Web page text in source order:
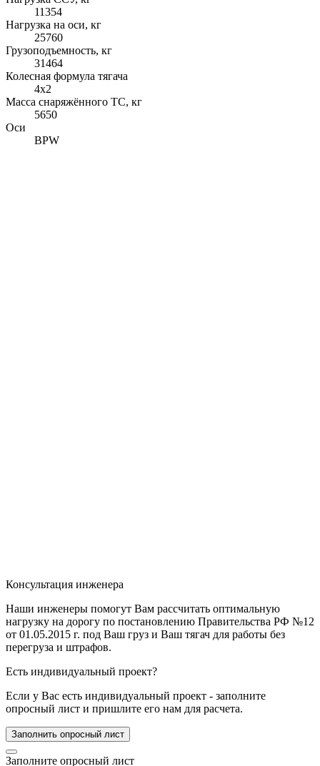
11354
Нагрузка на оси, кг
25760
Грузоподъемность, кг
31464
Колесная формула тягача
4x2
Масса снаряжённого ТС, кг
5650
Оси
BPW
Консультация инженера
Наши инженеры помогут Вам рассчитать оптимальную
нагрузку на дорогу по постановлению Правительства РФ №12
от 01.05.2015 г. под Ваш груз и Ваш тягач для работы без
перегруза и штрафов.
Есть индивидуальный проект?
Если у Вас есть индивидуальный проект - заполните
опросный лист и пришлите его нам для расчета.
Заполнить опросный лист
Заполните опросный лист